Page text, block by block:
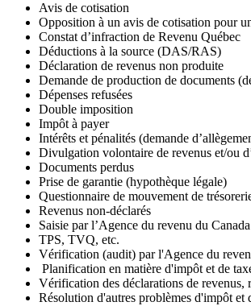
Avis de cotisation
Opposition à un avis de cotisation pour
Constat d’infraction de Revenu Québec
Déductions à la source (DAS/RAS)
Déclaration de revenus non produite
Demande de production de documents
Dépenses refusées
Double imposition
Impôt à payer
Intérêts et pénalités (demande
Divulgation volontaire de revenus et/ou
Documents perdus
Prise de garantie (hypothèque légale)
Questionnaire de mouvement de
Revenus non-déclarés
Saisie parl’Agence du revenu du
TPS, TVQ, etc.
Vérification (audit) par l'Agence du
Planification en matière d'impôt et de
Vérification des déclarations de revenus,
Résolution d'autres problèmes d'impôt et